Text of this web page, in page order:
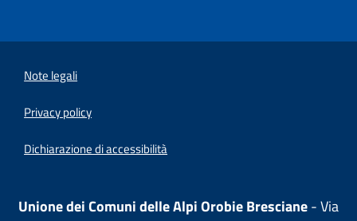
Note legali
Privacy policy
Dichiarazione di accessibilità
Unione dei Comuni delle Alpi Orobie Bresciane- Via